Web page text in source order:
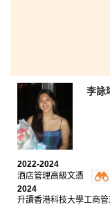
李詠
2022-2024
酒店管理高級文憑
2024
升讀香港科技大學工商